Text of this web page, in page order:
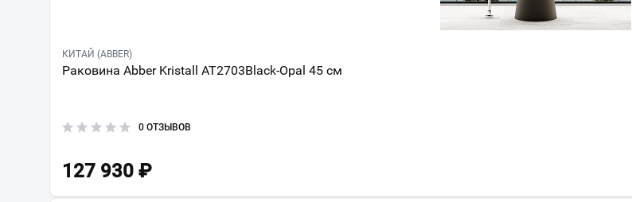
КИТАЙ (ABBER)
Раковина Abber Kristall AT2703Black-Opal 45 см
0 ОТЗЫВОВ
127 930 ₽